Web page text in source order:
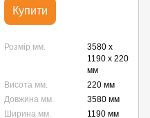
Купити
Розмір мм.
3580 x
1190 x 220
мм
Висота мм.
220 мм
Довжина мм.
3580 мм
Ширина мм.
1190 мм